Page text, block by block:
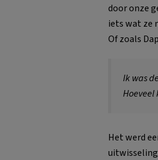
door onze
iets wat ze
Of zoals
Ik was
Hoeveel
Het werd